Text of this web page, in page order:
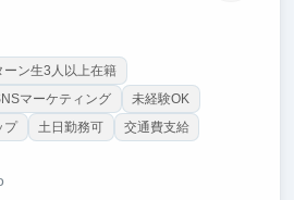
ーン生3人以上在籍
マーケティング
未経験OK
プ 土日勤務可 交通費支給